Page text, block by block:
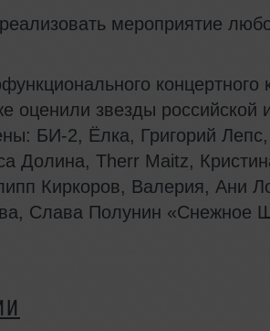
мероприятие
концертного
оценили звезды российской
БИ-2, Ёлка, Григорий
Долина, Therr Maitz,
Киркоров, Валерия, Ани
Слава Полунин «Снежное